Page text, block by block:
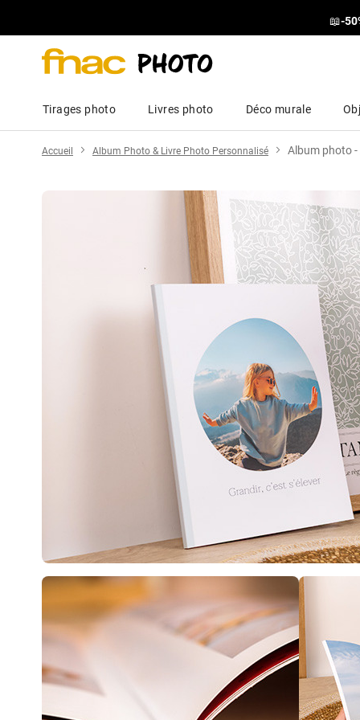
📖-
Tirages photo Livres photo Déco murale
Accueil Album Photo & Livre Photo Personnalisé Album photo